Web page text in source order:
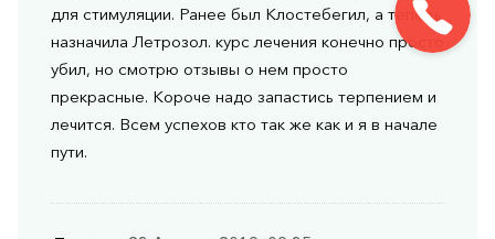
для стимуляции. Ранее был Клостебегил, а теперь
назначила Летрозол. курс лечения конечно просто
убил, но смотрю отзывы о нем просто
прекрасные. Короче надо запастись терпением и
лечится. Всем успехов кто так же как и я в начале
пути.